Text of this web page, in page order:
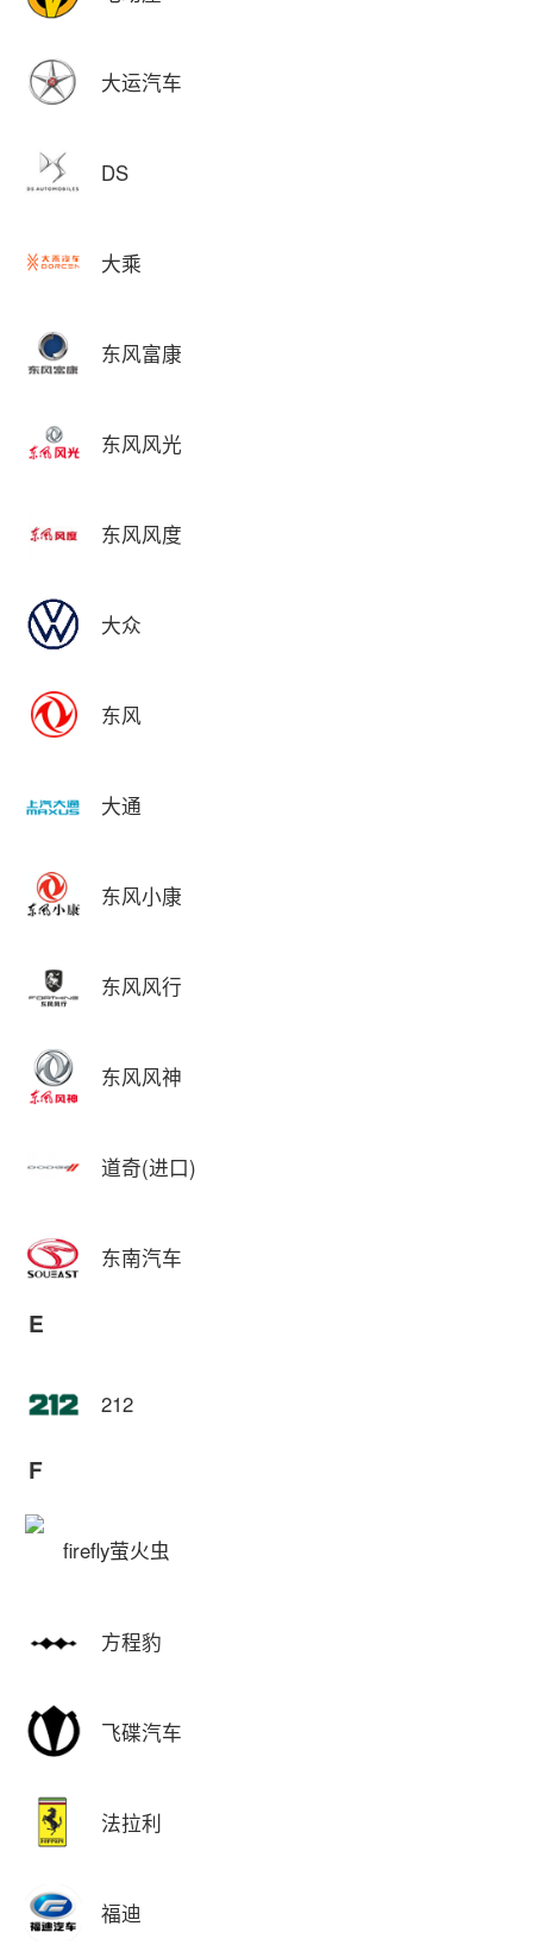
大运汽车
DS
大乘
东风富康
东风风光
东风风度
大众
东风
大通
东风小康
东风风行
东风风神
道奇(进口)
东南汽车
E
212
F
firefly萤火虫
方程豹
飞碟汽车
法拉利
福迪